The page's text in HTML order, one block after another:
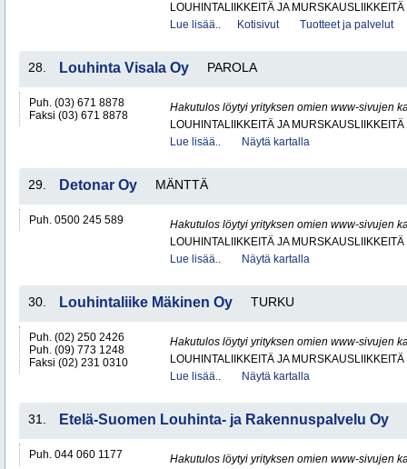
LOUHINTALIIKKEITÄ JA MURSKAUSLIIKKEITÄ
Lue lisää..
Kotisivut Tuotteet ja palvelut
28. Louhinta Visala Oy PAROLA
Puh. (03) 671 8878
Faksi (03) 671 8878
Hakutulos löytyi yrityksen omien www-sivujen
LOUHINTALIIKKEITÄ JA MURSKAUSLIIKKEITÄ
Lue lisää..
Näytä kartalla
29. Detonar Oy MÄNTTÄ
Puh. 0500 245 589
Hakutulos löytyi yrityksen omien www-sivujen
LOUHINTALIIKKEITÄ JA MURSKAUSLIIKKEITÄ
Lue lisää..
Näytä kartalla
30. Louhintaliike Mäkinen Oy TURKU
Puh. (02) 250 2426
Puh. (09) 773 1248
Faksi (02) 231 0310
Hakutulos löytyi yrityksen omien www-sivujen
LOUHINTALIIKKEITÄ JA MURSKAUSLIIKKEITÄ
Lue lisää..
Näytä kartalla
31. Etelä-Suomen Louhinta- ja Rakennuspalvelu Oy
Puh. 044 060 1177
Hakutulos löytyi yrityksen omien www-sivujen